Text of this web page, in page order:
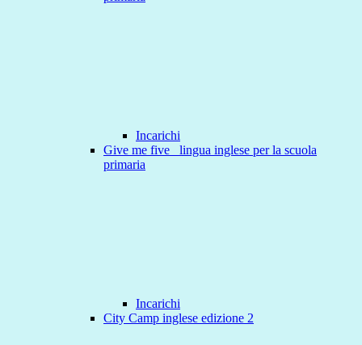
Incarichi
Give me five _lingua inglese per la scuola
primaria
Incarichi
City Camp inglese edizione 2